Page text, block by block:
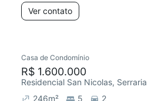
Ver contato
Casa de Condomínio
R$ 1.600.000
Residencial San Nicolas, Serraria
246m² 5 2